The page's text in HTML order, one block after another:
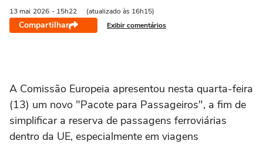
13 mai 2026 - 15h22 (atualizado às 16h15)
Compartilhar Exibir comentários
A Comissão Europeia apresentou nesta quarta-feira
(13) um novo "Pacote para Passageiros", a fim de
simplificar a reserva de passagens ferroviárias
dentro da UE, especialmente em viagens